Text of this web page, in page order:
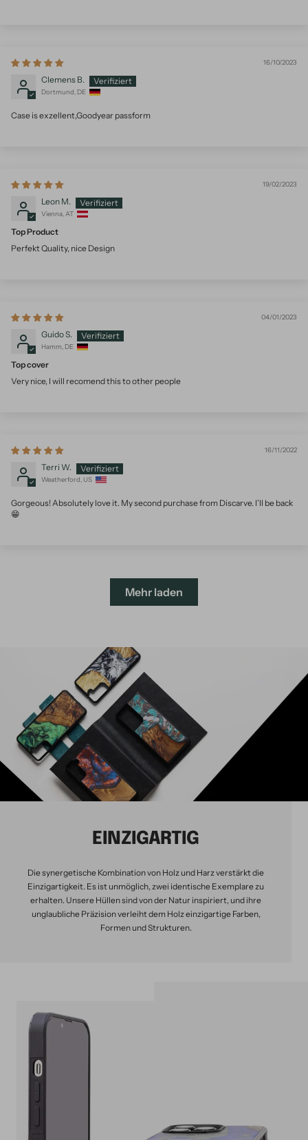
16/10/2023
Clemens B.
Dortmund, DE
Case is exzellent,Goodyear passform
19/02/2023
Leon M.
Vienna, AT
Top Product
Perfekt Quality, nice Design
04/01/2023
Guido S.
Hamm, DE
Top cover
Very nice, I will recomend this to other people
16/11/2022
Terri W.
Weatherford, US
Gorgeous! Absolutely love it. My second purchase from Discarve. I’ll be back
😁
Mehr laden
EINZIGARTIG
Die synergetische Kombination von Holz und Harz verstärkt die
Einzigartigkeit. Es ist unmöglich, zwei identische Exemplare zu
erhalten. Unsere Hüllen sind von der Natur inspiriert, und ihre
unglaubliche Präzision verleiht dem Holz einzigartige Farben,
Formen und Strukturen.